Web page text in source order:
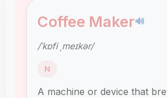
Coffee Maker🔊
/ˈkɒfi ˌmeɪkər/
N
A machine or device that